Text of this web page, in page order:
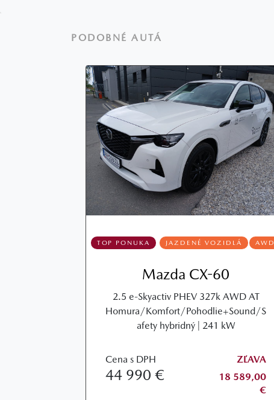
PODOBNÉ AUTÁ
TOP PONUKA JAZDENÉ VOZIDLÁ AWD
Mazda CX-60
2.5 e-Skyactiv PHEV 327k AWD AT
Homura/Komfort/Pohodlie+Sound/S
afety hybridný | 241 kW
Cena s DPH
44 990 €
ZĽAVA
18 589,00
€